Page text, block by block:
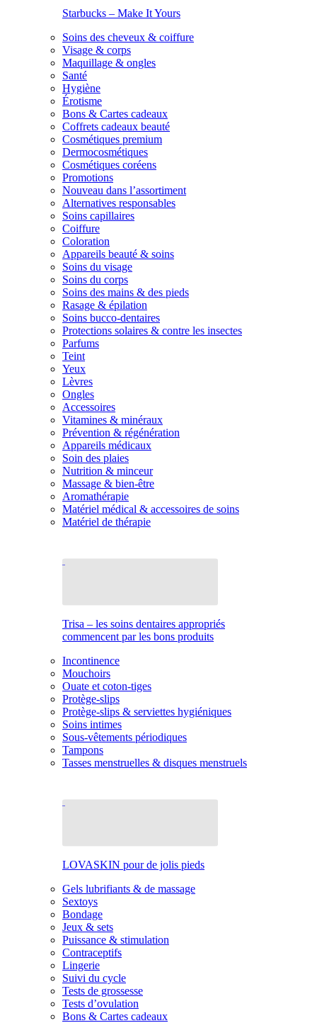
Starbucks – Make It Yours
Soins des cheveux & coiffure
Visage & corps
Maquillage & ongles
Santé
Hygiène
Érotisme
Bons & Cartes cadeaux
Coffrets cadeaux beauté
Cosmétiques premium
Dermocosmétiques
Cosmétiques coréens
Promotions
Nouveau dans l’assortiment
Alternatives responsables
Soins capillaires
Coiffure
Coloration
Appareils beauté & soins
Soins du visage
Soins du corps
Soins des mains & des pieds
Rasage & épilation
Soins bucco-dentaires
Protections solaires & contre les insectes
Parfums
Teint
Yeux
Lèvres
Ongles
Accessoires
Vitamines & minéraux
Prévention & régénération
Appareils médicaux
Soin des plaies
Nutrition & minceur
Massage & bien-être
Aromathérapie
Matériel médical & accessoires de soins
Matériel de thérapie
Trisa – les soins dentaires appropriés
commencent par les bons produits
Incontinence
Mouchoirs
Ouate et coton-tiges
Protège-slips
Protège-slips & serviettes hygiéniques
Soins intimes
Sous-vêtements périodiques
Tampons
Tasses menstruelles & disques menstruels
LOVASKIN pour de jolis pieds
Gels lubrifiants & de massage
Sextoys
Bondage
Jeux & sets
Puissance & stimulation
Contraceptifs
Lingerie
Suivi du cycle
Tests de grossesse
Tests d’ovulation
Bons & Cartes cadeaux